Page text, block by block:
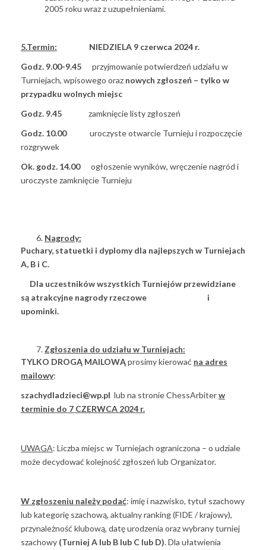
2005 roku wraz z uzupełnieniami.
5.Termin: NIEDZIELA 9 czerwca 2024 r.
Godz. 9.00-9.45 przyjmowanie potwierdzeń udziału w
Turniejach, wpisowego oraz nowych zgłoszeń – tylko w
przypadku wolnych miejsc
Godz. 9.45 zamknięcie listy zgłoszeń
Godz. 10.00uroczyste otwarcie Turnieju i rozpoczęcie
rozgrywek
Ok. godz. 14.00ogłoszenie wyników, wręczenie nagród i
uroczyste zamknięcie Turnieju
Nagrody:
Puchary, statuetki i dyplomy dla najlepszych w Turniejach
A, B i C.
Dla uczestników wszystkich Turniejów przewidziane
są atrakcyjne nagrody rzeczowe i
upominki.
Zgłoszenia do udziału w Turniejach:
TYLKO DROGĄ MAILOWĄprosimy kierować na adres
mailowy:
szachydladzieci@wp.pl lub na stronie ChessArbiterw
terminie do 7 CZERWCA 2024 r.
UWAGA: Liczba miejsc w Turniejach ograniczona – o udziale
może decydować kolejność zgłoszeń lub Organizator.
W zgłoszeniu należy podać: imię i nazwisko, tytuł szachowy
lub kategorię szachową, aktualny ranking (FIDE / krajowy),
przynależność klubową, datę urodzenia oraz wybrany turniej
szachowy (Turniej A lub B lub C lub D). Dla ułatwienia